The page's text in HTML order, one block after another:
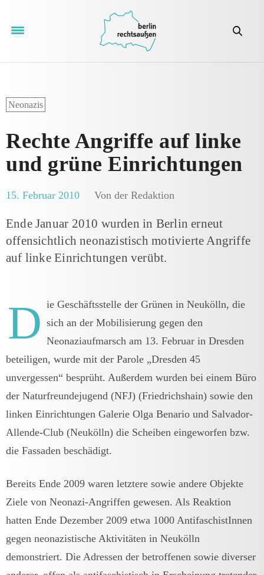
Neonazis
Rechte Angriffe auf linke
und grüne Einrichtungen
15. Februar 2010 Von der Redaktion
Ende Januar 2010 wurden in Berlin erneut
offensichtlich neonazistisch motivierte Angriffe
auf linke Einrichtungen verübt.
D ie Geschäftsstelle der Grünen in Neukölln, die
sich an der Mobilisierung gegen den
Neonaziaufmarsch am 13. Februar in Dresden
beteiligen, wurde mit der Parole „Dresden 45
unvergessen“ besprüht. Außerdem wurden bei einem Büro
der Naturfreundejugend (NFJ) (Friedrichshain) sowie den
linken Einrichtungen Galerie Olga Benario und Salvador-
Allende-Club (Neukölln) die Scheiben eingeworfen bzw.
die Fassaden beschädigt.
Bereits Ende 2009 waren letztere sowie andere Objekte
Ziele von Neonazi-Angriffen gewesen. Als Reaktion
hatten Ende Dezember 2009 etwa 1000 AntifaschistInnen
gegen neonazistische Aktivitäten in Neukölln
demonstriert. Die Adressen der betroffenen sowie diverser